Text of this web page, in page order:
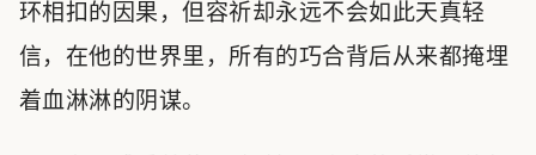
环相扣的因果，但容祈却永远不会如此天真轻
信，在他的世界里，所有的巧合背后从来都掩埋
着血淋淋的阴谋。